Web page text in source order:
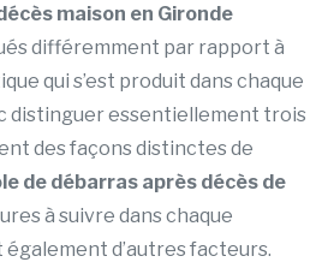
maison en Gironde
différemment par rapport à
qui s’est produit dans chaque
distinguer essentiellement trois
des façons distinctes de
de débarras après décès de
à suivre dans chaque
d’autres facteurs.